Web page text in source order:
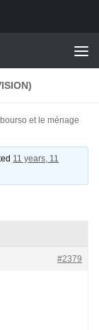
et le ménage
11 years, 11
#2379